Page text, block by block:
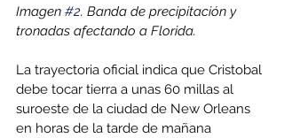
Imagen #2. Banda de precipitación y
tronadas afectando a Florida.
La trayectoria oficial indica que Cristobal
debe tocar tierra a unas 60 millas al
suroeste de la ciudad de New Orleans
en horas de la tarde de mañana